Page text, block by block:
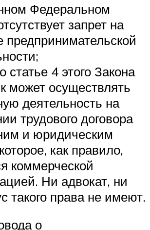
Федеральном
запрет на
предпринимательской
статье 4 этого Закона
может осуществлять
деятельность на
трудового договора
и юридическим
как правило,
коммерческой
Ни адвокат, ни
такого права не имеют.
о